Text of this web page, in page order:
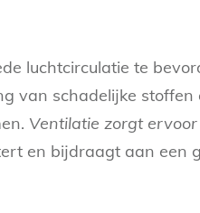
luchtcirculatie te
van schadelijke stoffen
Ventilatie zorgt
en bijdraagt aan een